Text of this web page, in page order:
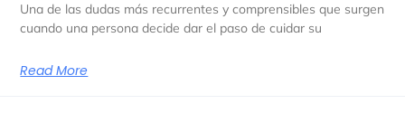
Una de las dudas más recurrentes y comprensibles que surgen
cuando una persona decide dar el paso de cuidar su
Read More